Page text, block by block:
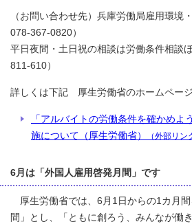
（お問い合わせ先）兵庫労働局雇用環
078‐367‐0820）
平日夜間・土日祝の相談は労働条件相談
811‐610）
詳しくは下記 厚生労働省のホームページ
「アルバイトの労働条件を確かめよ
施について（厚生労働省）
（外部リン
6月は「外国人雇用啓発月間」です
厚生労働省では、6月1日からの1カ月間
間」とし、「ともに創ろう、みんなが働